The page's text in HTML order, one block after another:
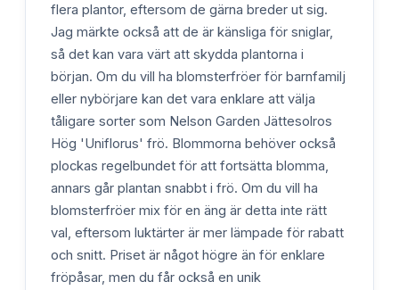
flera plantor, eftersom de gärna breder ut sig.
Jag märkte också att de är känsliga för sniglar,
så det kan vara värt att skydda plantorna i
början. Om du vill ha blomsterfröer för barnfamilj
eller nybörjare kan det vara enklare att välja
tåligare sorter som Nelson Garden Jättesolros
Hög 'Uniflorus' frö. Blommorna behöver också
plockas regelbundet för att fortsätta blomma,
annars går plantan snabbt i frö. Om du vill ha
blomsterfröer mix för en äng är detta inte rätt
val, eftersom luktärter är mer lämpade för rabatt
och snitt. Priset är något högre än för enklare
fröpåsar, men du får också en unik